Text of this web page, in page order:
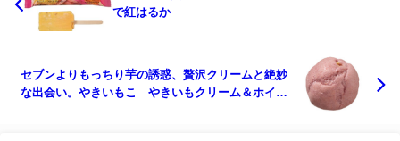
で紅はるか
セブンよりもっちり芋の誘惑、贅沢クリームと絶妙
な出会い。やきいもこ やきいもクリーム＆ホイッ